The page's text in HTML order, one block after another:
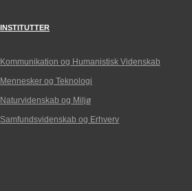
INSTITUTTER
Kommunikation og Humanistisk Videnskab
Mennesker og Teknologi
Naturvidenskab og Miljø
Samfundsvidenskab og Erhverv